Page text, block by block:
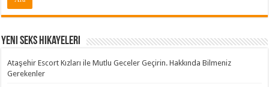
Yeni Seks Hikayeleri
Ataşehir Escort Kızları ile Mutlu Geceler Geçirin. Hakkında Bilmeniz
Gerekenler